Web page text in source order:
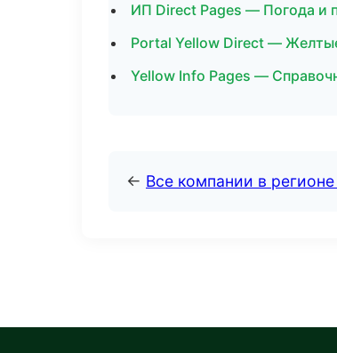
ИП Direct Pages — Погода и
Portal Yellow Direct —
Yellow Info Pages —
← Все компании в